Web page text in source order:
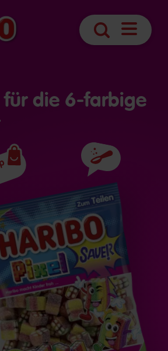
Suche
für die 6-farbige
Zutaten